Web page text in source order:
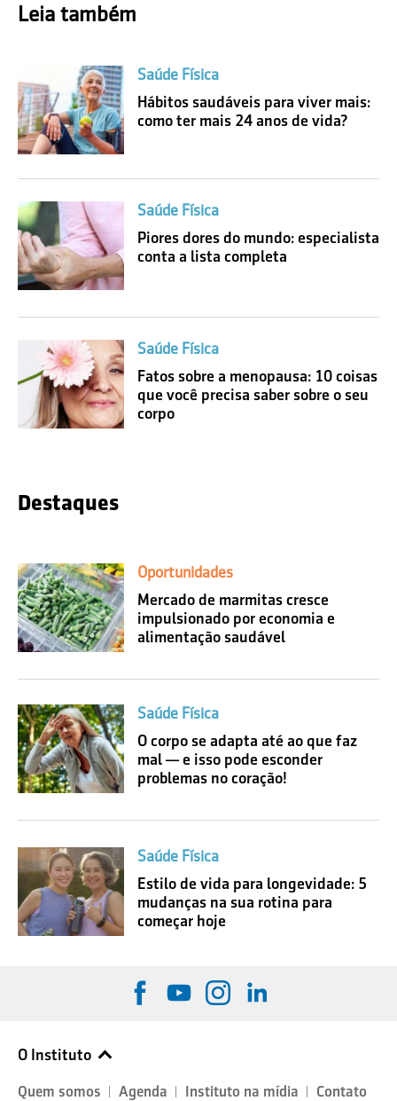
Leia também
Saúde Física
Hábitos saudáveis para viver mais:
como ter mais 24 anos de vida?
Saúde Física
Piores dores do mundo: especialista
conta a lista completa
Saúde Física
Fatos sobre a menopausa: 10 coisas
que você precisa saber sobre o seu
corpo
Destaques
Oportunidades
Mercado de marmitas cresce
impulsionado por economia e
alimentação saudável
Saúde Física
O corpo se adapta até ao que faz
mal — e isso pode esconder
problemas no coração!
Saúde Física
Estilo de vida para longevidade: 5
mudanças na sua rotina para
começar hoje
O Instituto
Quem somos Agenda Instituto na mídia
Contato